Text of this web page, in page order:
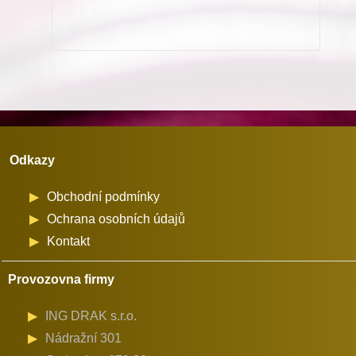
Odkazy
Obchodní podmínky
Ochrana osobních údajů
Kontakt
Provozovna firmy
ING DRAK s.r.o.
Nádražní 301